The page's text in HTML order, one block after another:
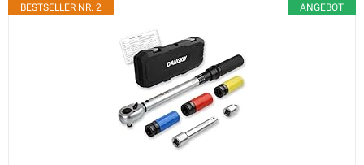
ANGEBOT
BESTSELLER NR. 2